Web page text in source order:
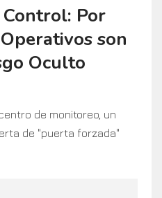
Por
son
Oculto
de monitoreo, un
de "puerta forzada"